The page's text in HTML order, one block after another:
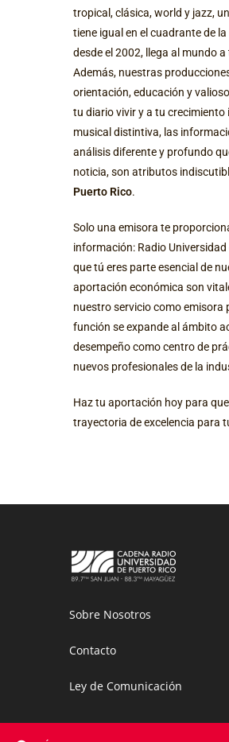
tropical, clásica, world y jazz,
tiene igual en el cuadrante de
desde el 2002, llega al mundo
Además, nuestras
orientación, educación y
tu diario vivir y a tu
musical distintiva, las
análisis diferente y profundo
noticia, son atributos
Puerto Rico.
Solo una emisora te
información: Radio
que tú eres parte esencial de
aportación económica son
nuestro servicio como emisora
función se expande al ámbito
desempeño como centro de
nuevos profesionales de la
Haz tu aportación hoy para
trayectoria de excelencia para
Sobre Nosotros
Contacto
Ley de Comunicación